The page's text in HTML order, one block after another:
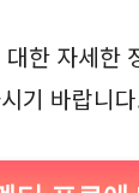
대한 자세
기 바랍니